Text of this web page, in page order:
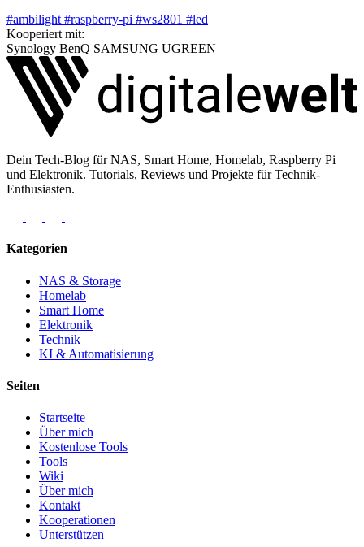
#ambilight#raspberry-pi #ws2801 #led
Kooperiert mit:
Synology BenQ SAMSUNG UGREEN
Dein Tech-Blog für NAS, Smart Home, Homelab, Raspberry Pi
und Elektronik. Tutorials, Reviews und Projekte für Technik-
Enthusiasten.
Kategorien
NAS & Storage
Homelab
Smart Home
Elektronik
Technik
KI & Automatisierung
Seiten
Startseite
Über mich
Kostenlose Tools
Tools
Wiki
Über mich
Kontakt
Kooperationen
Unterstützen